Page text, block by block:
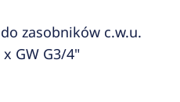
zasobników c.w.u.
x GW G3/4"